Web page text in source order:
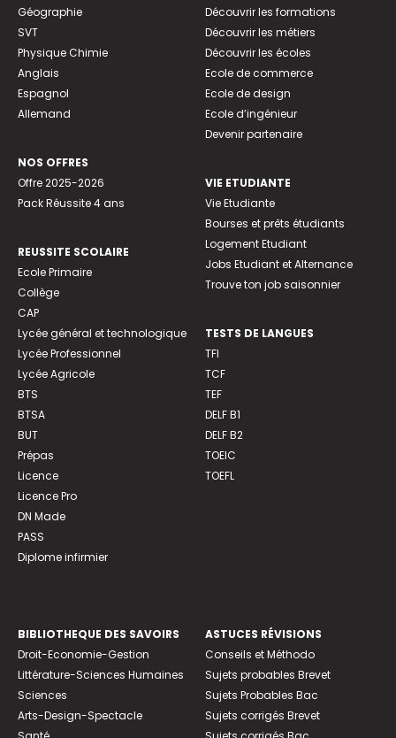
Géographie
SVT
Physique Chimie
Anglais
Espagnol
Allemand
NOS OFFRES
Offre 2025-2026
Pack Réussite 4 ans
REUSSITE SCOLAIRE
Ecole Primaire
Collège
CAP
Lycée général et technologique
Lycée Professionnel
Lycée Agricole
BTS
BTSA
BUT
Prépas
Licence
Licence Pro
DN Made
PASS
Diplome infirmier
Découvrir les formations
Découvrir les métiers
Découvrir les écoles
Ecole de commerce
Ecole de design
Ecole d’ingénieur
Devenir partenaire
VIE ETUDIANTE
Vie Etudiante
Bourses et prêts étudiants
Logement Etudiant
Jobs Etudiant et Alternance
Trouve ton job saisonnier
TESTS DE LANGUES
TFI
TCF
TEF
DELF B1
DELF B2
TOEIC
TOEFL
BIBLIOTHEQUE DES SAVOIRS
Droit-Economie-Gestion
Littérature-Sciences Humaines
Sciences
Arts-Design-Spectacle
ASTUCES RÉVISIONS
Conseils et Méthodo
Sujets probables Brevet
Sujets Probables Bac
Sujets corrigés Brevet